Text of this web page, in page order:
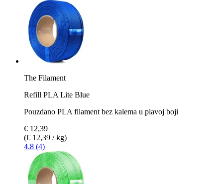
The Filament
Refill PLA Lite Blue
Pouzdano PLA filament bez kalema u plavoj boji
€ 12,39
(€ 12,39 / kg)
4.8 (4)